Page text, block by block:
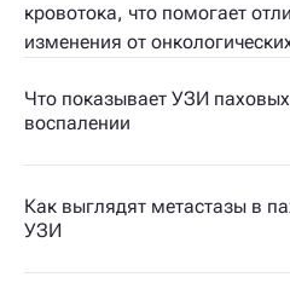
кровотока, что помогает
изменения от
Что показывает УЗИ
воспалении
Как выглядят метастазы в
УЗИ